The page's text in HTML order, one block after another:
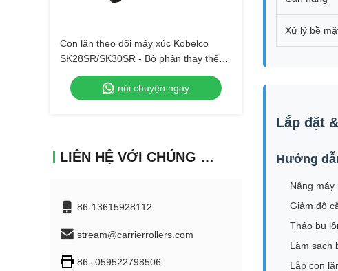
Con lăn theo dõi máy xúc Kobelco
SK28SR/SK30SR - Bộ phận thay thế
phù hợp chính xác.
nói chuyện ngay.
LIÊN HỆ VỚI CHÚNG TÔI
86-13615928112
stream@carrierrollers.com
86--059522798506
Xử lý bề
Lắp đặt
Hướng
Nâng
Giảm độ
Tháo bu
Làm sạch
Lắp con